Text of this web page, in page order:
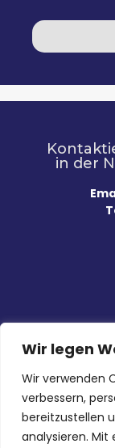
Wir legen
Wir verwenden
verbessern,
bereitzustellen
analysieren. Mit
in der